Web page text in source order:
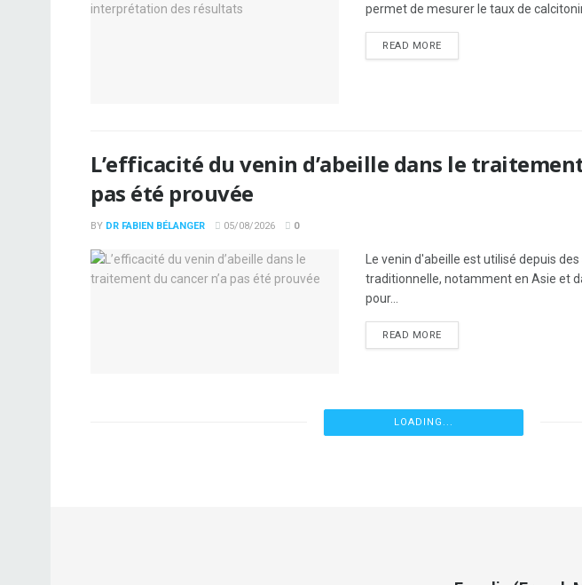
permet de mesurer le taux de
READ MORE
L’efficacité du venin d’abeille dans le
pas été prouvée
BY DR FABIEN BÉLANGER 05/08/2026 0
Le venin d'abeille est utilisé depuis
traditionnelle, notamment en Asie et
pour...
READ MORE
LOADING...